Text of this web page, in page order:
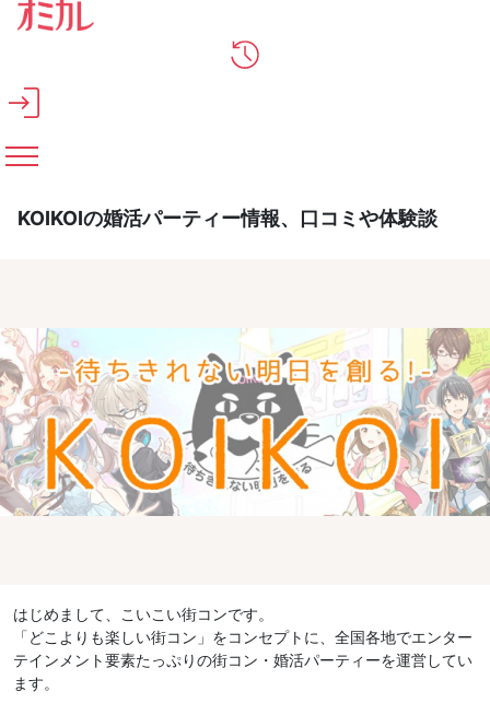
メインコンテンツへスキップ
KOIKOIの婚活パーティー情報、口コミや体験談
はじめまして、こいこい街コンです。
「どこよりも楽しい街コン」をコンセプトに、全国各地でエンター
テインメント要素たっぷりの街コン・婚活パーティーを運営してい
ます。